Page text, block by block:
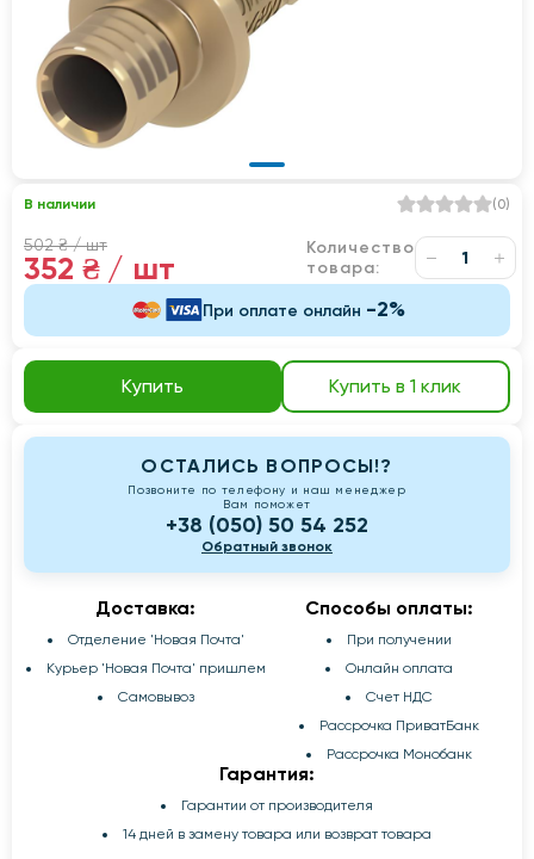
В наличии (0)
502 ₴/ шт
352 ₴/ шт
Количество
товара:
При оплате онлайн -2%
Купить Купить в 1 клик
ОСТАЛИСЬ ВОПРОСЫ!?
Позвоните по телефону и наш менеджер
Вам поможет
+38 (050) 50 54 252
Обратный звонок
Доставка:
Отделение 'Новая Почта'
Курьер 'Новая Почта' пришлем
Самовывоз
Способы оплаты:
При получении
Онлайн оплата
Счет НДС
Рассрочка ПриватБанк
Рассрочка Монобанк
Гарантия:
Гарантии от производителя
14 дней в замену товара или возврат товара